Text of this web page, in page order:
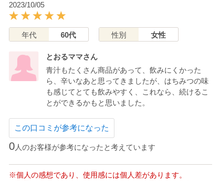
2023/10/05
年代 60代 性別 女性
とおるママさん
青汁もたくさん商品があって、飲みにくかった
ら、辛いなあと思ってきましたが、はちみつの味
も感じてとても飲みやすく、これなら、続けるこ
とができるかもと思いました。
この口コミが参考になった
0人のお客様が参考になったと考えています
※個人の感想であり、使用感には個人差があります。